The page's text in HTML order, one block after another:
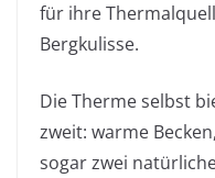
für ihre
Bergkulisse.
Die Therme selbst
zweit: warme
sogar zwei